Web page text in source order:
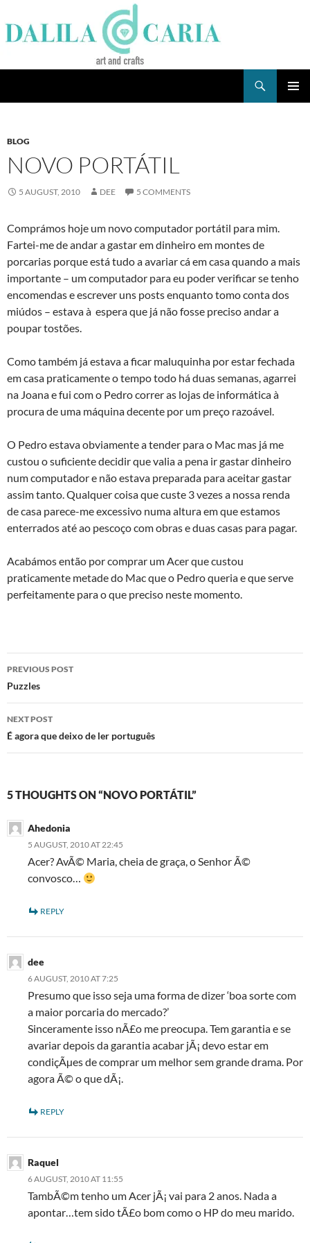
to
content
BLOG
NOVO PORTÁTIL
5 AUGUST, 2010 DEE 5 COMMENTS
Comprámos hoje um novo computador portátil para mim.
Fartei-me de andar a gastar em dinheiro em montes de
porcarias porque está tudo a avariar cá em casa quando a mais
importante – um computador para eu poder verificar se tenho
encomendas e escrever uns posts enquanto tomo conta dos
miúdos – estava à espera que já não fosse preciso andar a
poupar tostões.
Como também já estava a ficar maluquinha por estar fechada
em casa praticamente o tempo todo há duas semanas, agarrei
na Joana e fui com o Pedro correr as lojas de informática à
procura de uma máquina decente por um preço razoável.
O Pedro estava obviamente a tender para o Mac mas já me
custou o suficiente decidir que valia a pena ir gastar dinheiro
num computador e não estava preparada para aceitar gastar
assim tanto. Qualquer coisa que custe 3 vezes a nossa renda
de casa parece-me excessivo numa altura em que estamos
enterrados até ao pescoço com obras e duas casas para pagar.
Acabámos então por comprar um Acer que custou
praticamente metade do Mac que o Pedro queria e que serve
perfeitamente para o que preciso neste momento.
Post
navigation
PREVIOUS POST
Puzzles
NEXT POST
É agora que deixo de ler português
5 THOUGHTS ON “NOVO PORTÁTIL”
Ahedonia
5 AUGUST, 2010 AT 22:45
Acer? AvÃ© Maria, cheia de graça, o Senhor Ã©
convosco…
REPLY
dee
6 AUGUST, 2010 AT 7:25
Presumo que isso seja uma forma de dizer ‘boa sorte com
a maior porcaria do mercado?’
Sinceramente isso nÃ£o me preocupa. Tem garantia e se
avariar depois da garantia acabar jÃ¡ devo estar em
condiçÃµes de comprar um melhor sem grande drama. Por
agora Ã© o que dÃ¡.
REPLY
Raquel
6 AUGUST, 2010 AT 11:55
TambÃ©m tenho um Acer jÃ¡ vai para 2 anos. Nada a
apontar…tem sido tÃ£o bom como o HP do meu marido.